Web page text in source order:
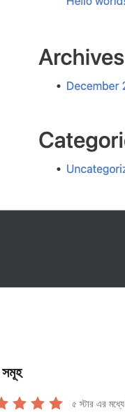
সমূহ
৫ স্টার এর মধ্যে